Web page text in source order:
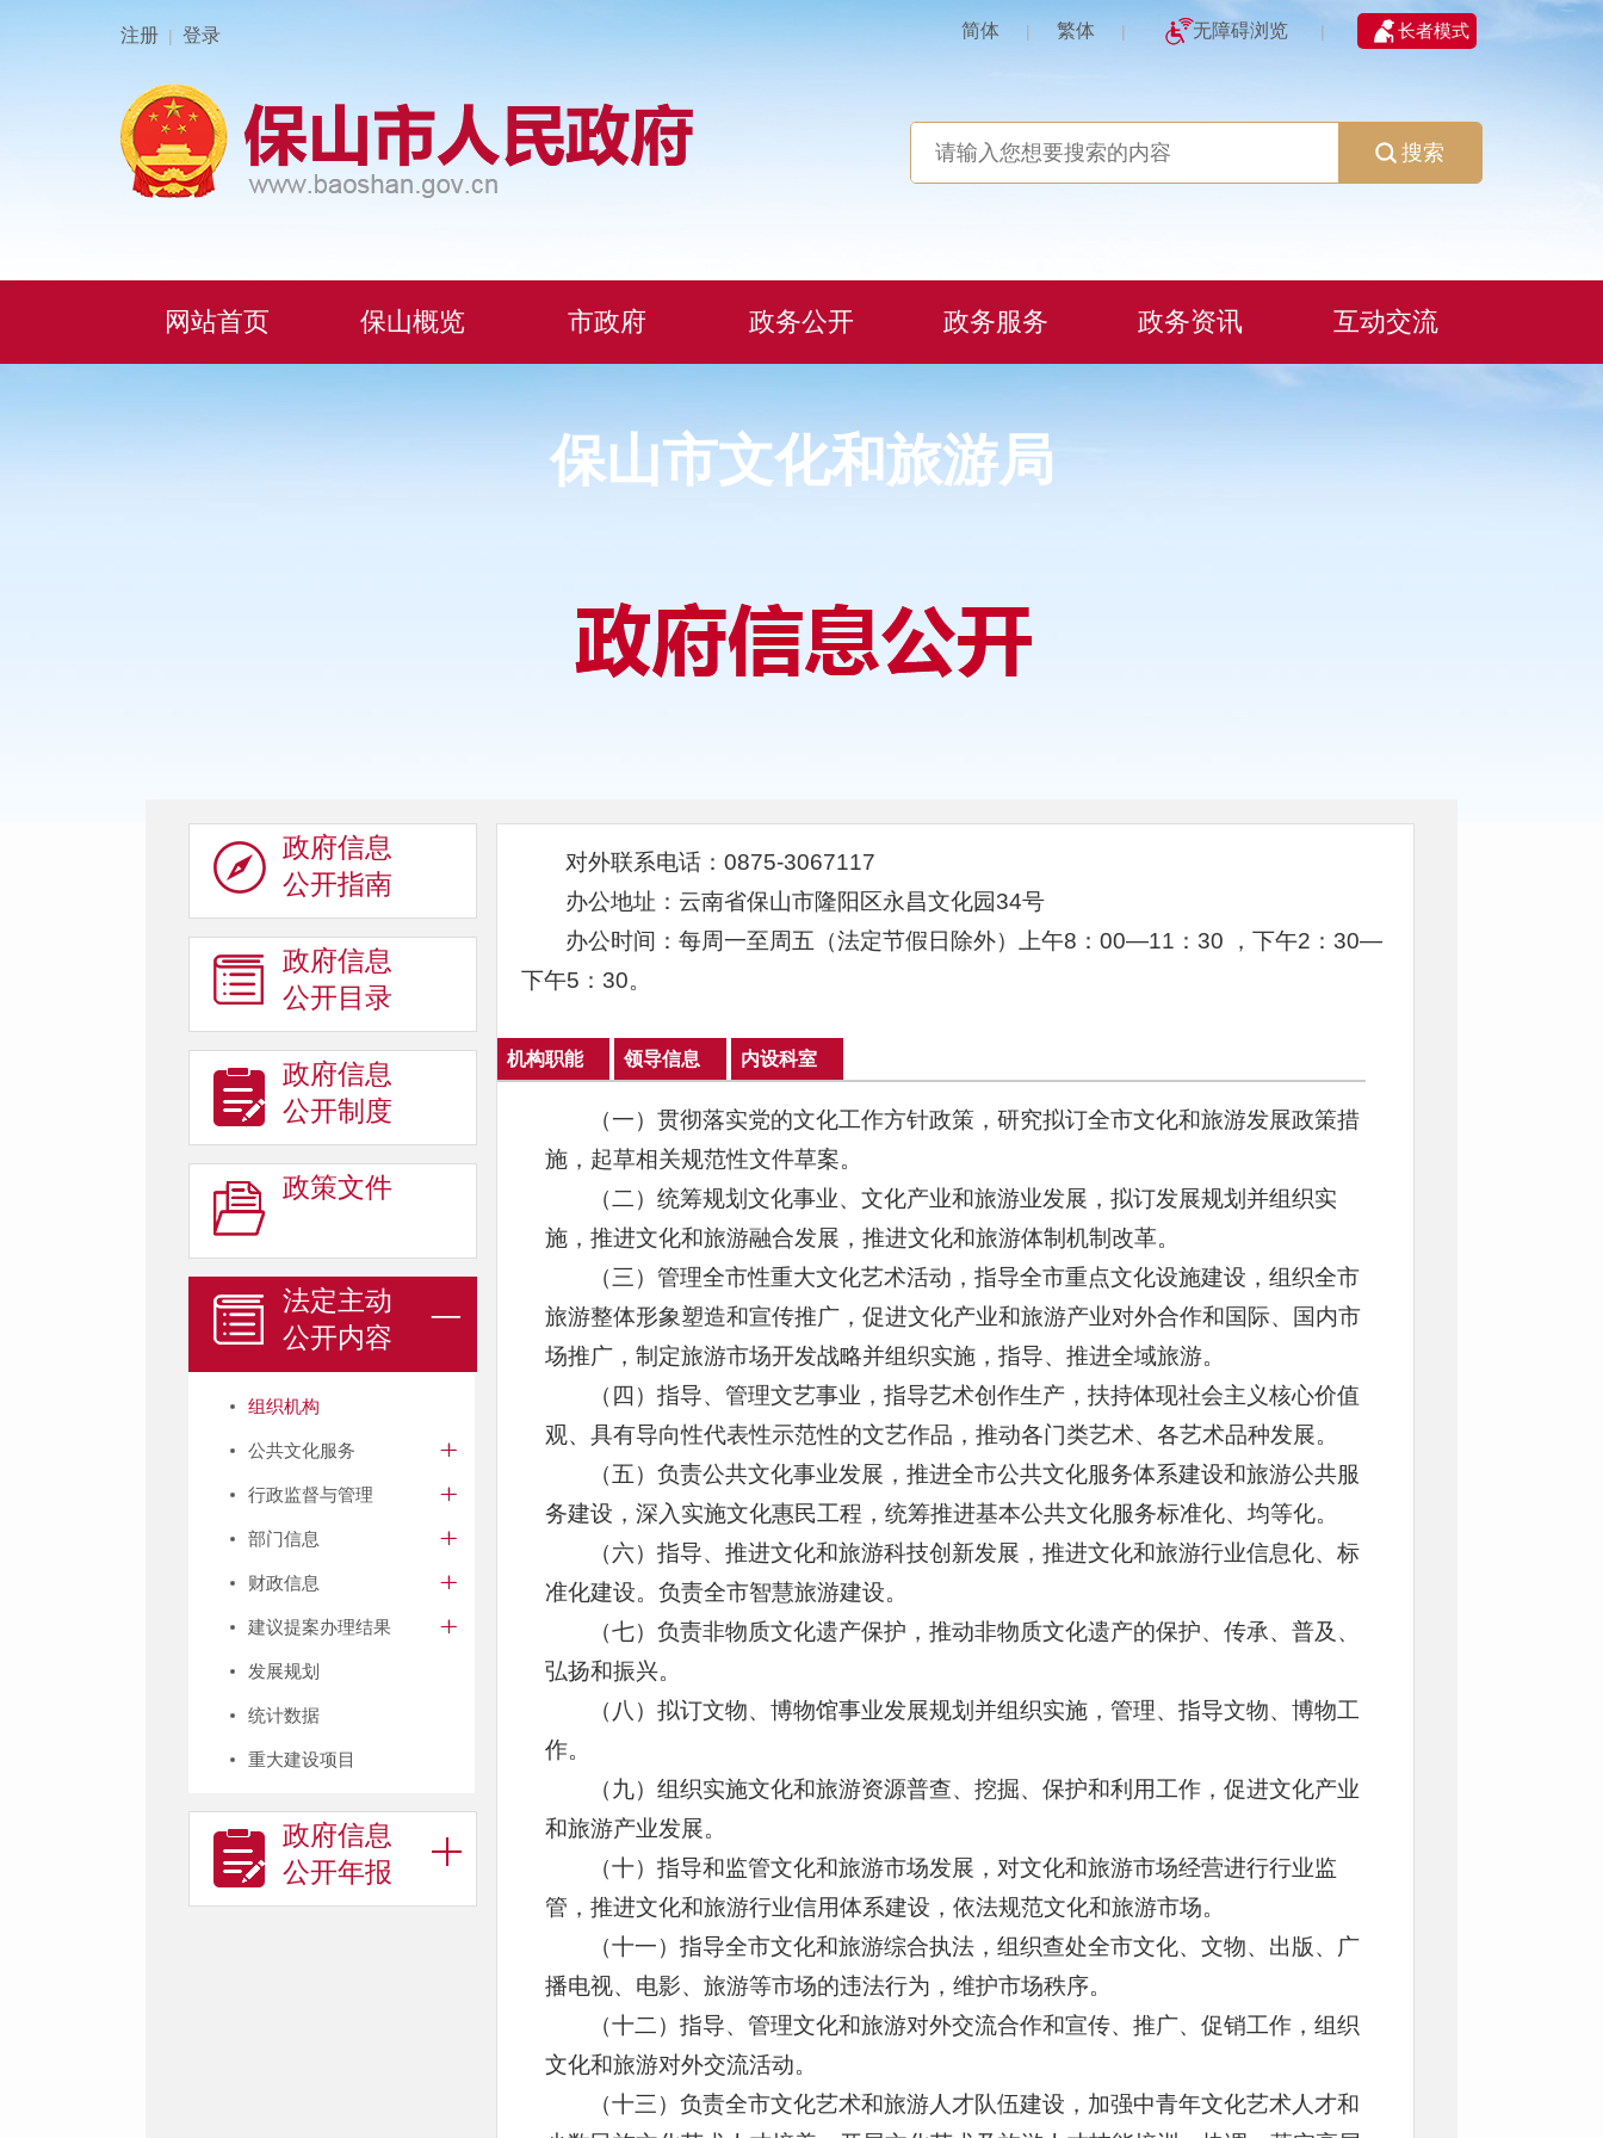
注册 | 登录 简体 | 繁体 | 无障碍浏览 | 长者模式
搜索
网站首页 保山概览 市政府 政务公开 政务服务 政务资讯 互动交流
保山市文化和旅游局
政府信息
公开指南
政府信息
公开目录
政府信息
公开制度
政策文件
法定主动
公开内容
组织机构
公共文化服务
行政监督与管理
部门信息
财政信息
建议提案办理结果
发展规划
统计数据
重大建设项目
政府信息
公开年报
对外联系电话：0875-3067117
办公地址：云南省保山市隆阳区永昌文化园34号
办公时间：每周一至周五（法定节假日除外）上午8：00—11：30 ，下午2：30—
下午5：30。
机构职能 领导信息 内设科室
（一）贯彻落实党的文化工作方针政策，研究拟订全市文化和旅游发展政策措
施，起草相关规范性文件草案。
（二）统筹规划文化事业、文化产业和旅游业发展，拟订发展规划并组织实
施，推进文化和旅游融合发展，推进文化和旅游体制机制改革。
（三）管理全市性重大文化艺术活动，指导全市重点文化设施建设，组织全市
旅游整体形象塑造和宣传推广，促进文化产业和旅游产业对外合作和国际、国内市
场推广，制定旅游市场开发战略并组织实施，指导、推进全域旅游。
（四）指导、管理文艺事业，指导艺术创作生产，扶持体现社会主义核心价值
观、具有导向性代表性示范性的文艺作品，推动各门类艺术、各艺术品种发展。
（五）负责公共文化事业发展，推进全市公共文化服务体系建设和旅游公共服
务建设，深入实施文化惠民工程，统筹推进基本公共文化服务标准化、均等化。
（六）指导、推进文化和旅游科技创新发展，推进文化和旅游行业信息化、标
准化建设。负责全市智慧旅游建设。
（七）负责非物质文化遗产保护，推动非物质文化遗产的保护、传承、普及、
弘扬和振兴。
（八）拟订文物、博物馆事业发展规划并组织实施，管理、指导文物、博物工
作。
（九）组织实施文化和旅游资源普查、挖掘、保护和利用工作，促进文化产业
和旅游产业发展。
（十）指导和监管文化和旅游市场发展，对文化和旅游市场经营进行行业监
管，推进文化和旅游行业信用体系建设，依法规范文化和旅游市场。
（十一）指导全市文化和旅游综合执法，组织查处全市文化、文物、出版、广
播电视、电影、旅游等市场的违法行为，维护市场秩序。
（十二）指导、管理文化和旅游对外交流合作和宣传、推广、促销工作，组织
文化和旅游对外交流活动。
（十三）负责全市文化艺术和旅游人才队伍建设，加强中青年文化艺术人才和